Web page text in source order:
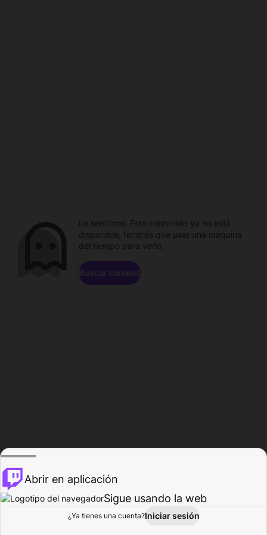
Explorar Actividad
Lo sentimos. Este contenido ya no está
disponible, tendrás que usar una máquina
del tiempo para verlo.
Buscar canales
Abrir en aplicación
Sigue usando la web
¿Ya tienes una cuenta?Iniciar sesión